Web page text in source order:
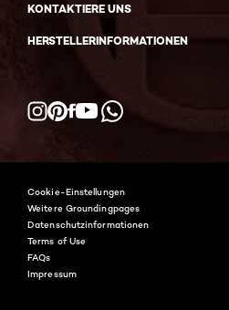
KONTAKTIERE UNS
HERSTELLERINFORMATIONEN
Facebook
YouTube
Cookie-Einstellungen
Weitere Groundingpages
Datenschutzinformationen
Terms of Use
FAQs
Impressum